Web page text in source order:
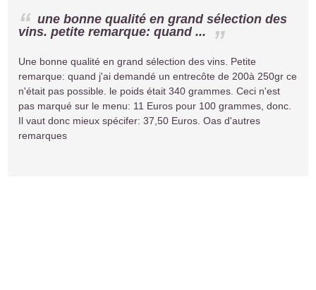
une bonne qualité en grand sélection des
vins. petite remarque: quand ...
Une bonne qualité en grand sélection des vins. Petite
remarque: quand j'ai demandé un entrecôte de 200à 250gr ce
n'était pas possible. le poids était 340 grammes. Ceci n'est
pas marqué sur le menu: 11 Euros pour 100 grammes, donc.
Il vaut donc mieux spécifer: 37,50 Euros. Oas d'autres
remarques